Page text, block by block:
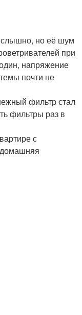
слышно, но её шум
при
напряжение
почти не
фильтр стал
фильтры раз в